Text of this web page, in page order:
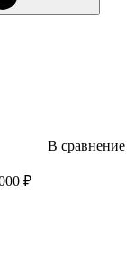
В сравнение
₽